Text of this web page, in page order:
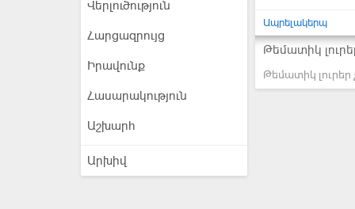
Վերլուծություն
Հարցազրույց
Իրավունք
Հասարակություն
Աշխարհ
Արխիվ
Ապրելակերպ
Թեմատիկ
Թեմատիկ լուրեր